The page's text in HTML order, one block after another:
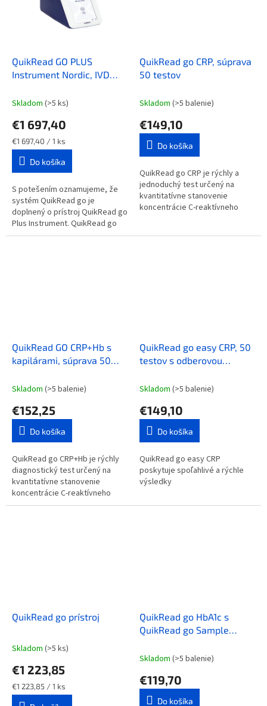
QuikRead GO PLUS
Instrument Nordic, IVD
Skladom (>5 ks)
€1 697,40
Jednotková
cena:
€1 697,40 / 1 ks
Do košíka
S potešením oznamujeme, že
systém QuikRead go je
doplnený o prístroj QuikRead go
Plus Instrument. QuikRead go
Plus Instrument je teraz k
QuikRead go CRP, súprava
50 testov
Skladom (>5 balenie)
€149,10
Do košíka
QuikRead go CRP je rýchly a
jednoduchý test určený na
kvantitatívne stanovenie
koncentrácie C-reaktívneho
QuikRead GO CRP+Hb s
kapilárami, súprava 50
Skladom (>5 balenie)
€152,25
Do košíka
QuikRead go CRP+Hb je rýchly
diagnostický test určený na
kvantitatívne stanovenie
koncentrácie C-reaktívneho
proteínu (CRP) a hemoglobínu
QuikRead go easy CRP, 50
testov s odberovou
Collector 10 µl
Skladom (>5 balenie)
€149,10
Do košíka
QuikRead go easy CRP
poskytuje spoľahlivé a rýchle
výsledky
QuikRead go prístroj
Priemerné
produktu
je
5,0
Skladom (>5 ks)
€1 223,85
Jednotková
cena:
€1 223,85 / 1 ks
QuikRead go HbA1c s
QuikRead go Sample
Skladom (>5 balenie)
€119,70
Do košíka